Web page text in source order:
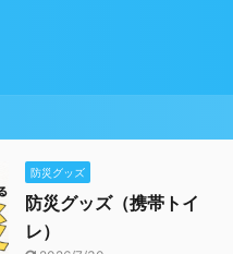
防災グッズ
防災グッズ（携帯トイ
レ）